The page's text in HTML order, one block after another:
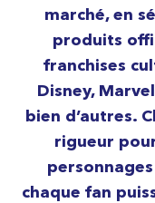
marché, en
produits
franchises
Disney,
bien d’autres.
rigueur
chaque fan